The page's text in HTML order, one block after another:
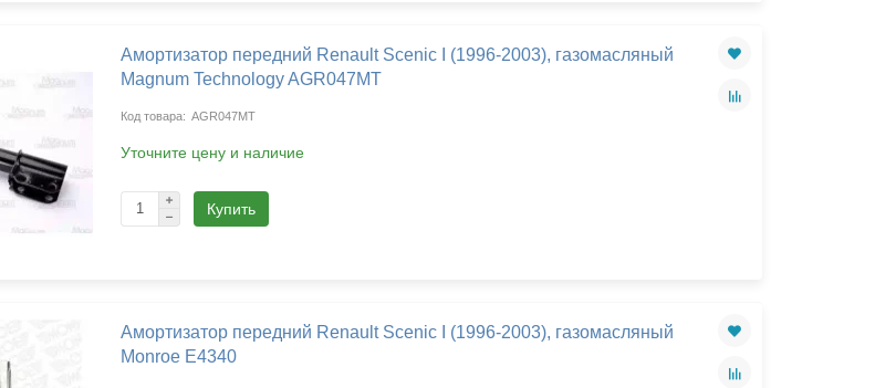
Амортизатор передний Renault Scenic I (1996-2003), газомасляный
Magnum Technology AGR047MT
AGR047MT
Уточните цену и наличие
Купить
Амортизатор передний Renault Scenic I (1996-2003), газомасляный
Monroe E4340